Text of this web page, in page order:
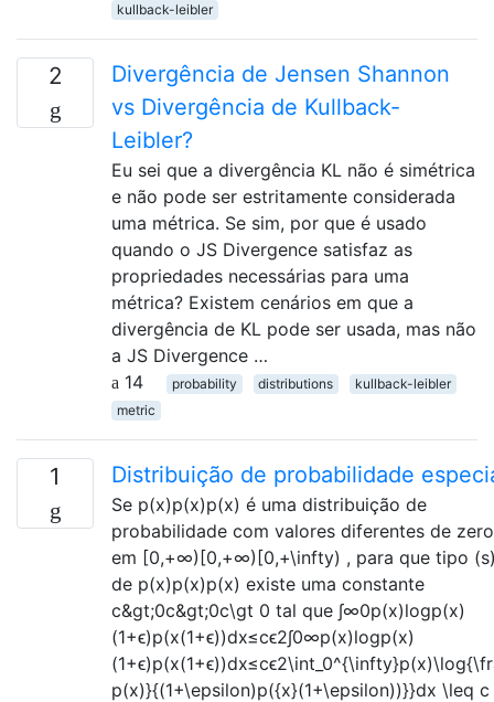
kullback-leibler
2
Divergência de Jensen Shannon
vs Divergência de Kullback-
Leibler?
Eu sei que a divergência KL não é simétrica
e não pode ser estritamente considerada
uma métrica. Se sim, por que é usado
quando o JS Divergence satisfaz as
propriedades necessárias para uma
métrica? Existem cenários em que a
divergência de KL pode ser usada, mas não
a JS Divergence …
14
probability distributions
kullback-leibler
metric
1 Distribuição de probabilidade
Se p(x)p(x)p(x) é uma distribuição de
probabilidade com valores diferentes de zero
em [0,+∞)[0,+∞)[0,+\infty) , para que tipo
de p(x)p(x)p(x) existe uma constante
c&gt;0c&gt;0c\gt 0 tal que ∫∞0p(x)logp(x)
(1+ϵ)p(x(1+ϵ))dx≤cϵ2∫0∞p(x)log⁡p(x)
p(x)}{(1+\epsilon)p({x}(1+\epsilon))}}dx \leq c